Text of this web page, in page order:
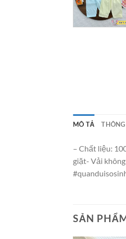
MÔ TẢ
– Chất liệu:
giặt- Vải
SẢN